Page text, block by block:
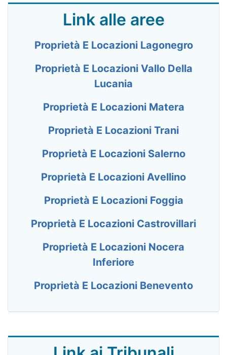
Link alle aree
Proprietà E Locazioni Lagonegro
Proprietà E Locazioni Vallo Della
Lucania
Proprietà E Locazioni Matera
Proprietà E Locazioni Trani
Proprietà E Locazioni Salerno
Proprietà E Locazioni Avellino
Proprietà E Locazioni Foggia
Proprietà E Locazioni Castrovillari
Proprietà E Locazioni Nocera
Inferiore
Proprietà E Locazioni Benevento